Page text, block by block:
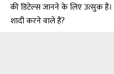
की डिटेल्स जानने के लिए उत्सुक
शादी करने वाले हैं?